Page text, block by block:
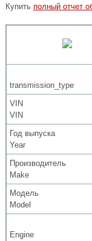
Купить полный отчет
transmission_type
VIN
VIN
Год выпуска
Year
Производитель
Make
Модель
Model
Engine